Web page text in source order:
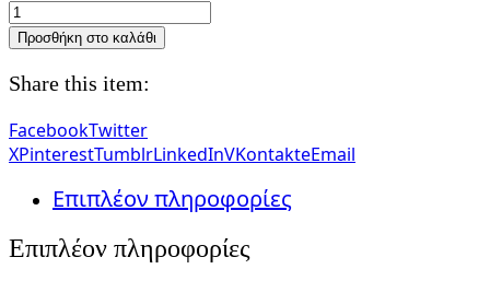
Προσθήκη στο καλάθι
Share this item:
FacebookTwitter
XPinterestTumblrLinkedInVKontakteEmail
Επιπλέον πληροφορίες
Επιπλέον πληροφορίες